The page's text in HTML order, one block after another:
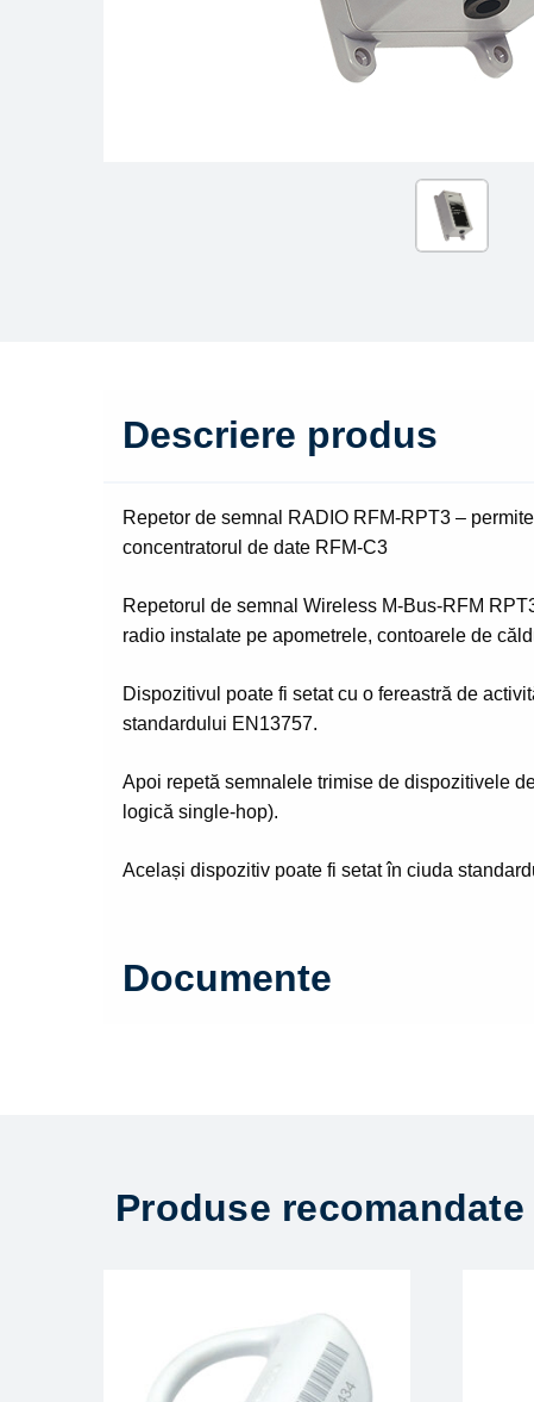
Descriere produs
Repetor de semnal RADIO RFM-RPT3 –
concentratorul de date RFM-C3
Repetorul de semnal Wireless M-Bus-RFM
radio instalate pe apometrele, contoarele de
Dispozitivul poate fi setat cu o fereastră de
standardului EN13757.
Apoi repetă semnalele trimise de dispozitivele
logică single-hop).
Același dispozitiv poate fi setat în ciuda
Documente
Produse recomandate